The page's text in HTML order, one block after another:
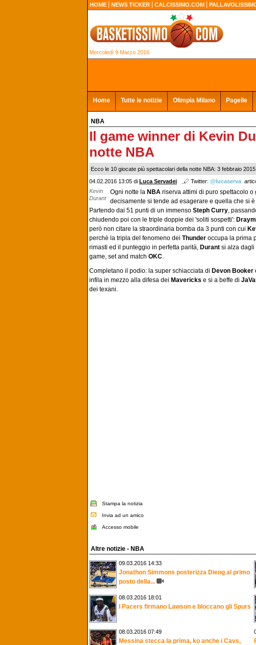
HOME NEWS TICKER CALCISSIMO.COM
Mercoledì 9 Marzo 2016
Home Tutte le notizie Olimpia Milano Pagelle
NBA
Il game winner di Kevin
notte NBA
Ecco le 10 giocate più spettacolari della notte NBA: 3 febbraio 2015.
04.02.2016 13:05 di Luca Servadei Twitter: @lucaserva
Kevin
Durant
Ogni notte la NBA riserva attimi di puro spettacolo
decisamente si tende ad esagerare e quella che si
Partendo dai 51 punti di un immenso Steph Curry,
chiudendo poi con le triple doppie dei 'soliti sospetti':
però non citare la straordinaria bomba da 3 punti con cui
perchè la tripla del fenomeno dei Thunder occupa la prima
rimasti ed il punteggio in perfetta parità, Durant si alza dagli
game, set and match OKC.
Completano il podio: la super schiacciata di Devon Booker
infila in mezzo alla difesa dei Mavericks e si a beffe di
dei texani.
Stampa la notizia
Invia ad un amico
Accesso mobile
Altre notizie - NBA
09.03.2016 14:33
Jonathon Simmons posterizza Dieng al primo
posto della...
08.03.2016 18:01
I Pacers firmano Lawson e bloccano gli Spurs
08.03.2016 07:49
Messina stecca la prima, ko anche i Cavs,